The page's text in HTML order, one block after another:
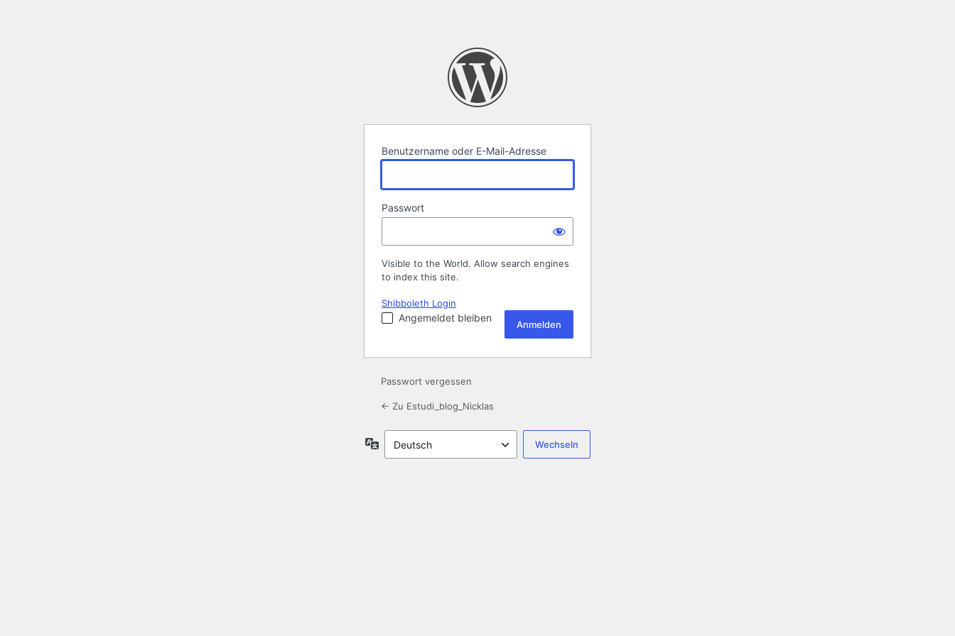
Benutzername oder E-Mail-Adresse
Passwort
Visible to the World. Allow search engines
to index this site.
Shibboleth Login
Angemeldet bleiben
Passwort vergessen
← Zu Estudi_blog_Nicklas
Sprache